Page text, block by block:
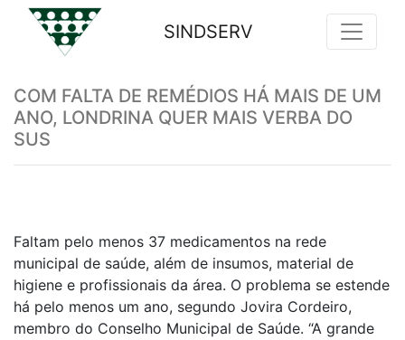
SINDSERV
COM FALTA DE REMÉDIOS HÁ MAIS DE UM
ANO, LONDRINA QUER MAIS VERBA DO
SUS
Faltam pelo menos 37 medicamentos na rede
municipal de saúde, além de insumos, material de
higiene e profissionais da área. O problema se estende
há pelo menos um ano, segundo Jovira Cordeiro,
membro do Conselho Municipal de Saúde. “A grande